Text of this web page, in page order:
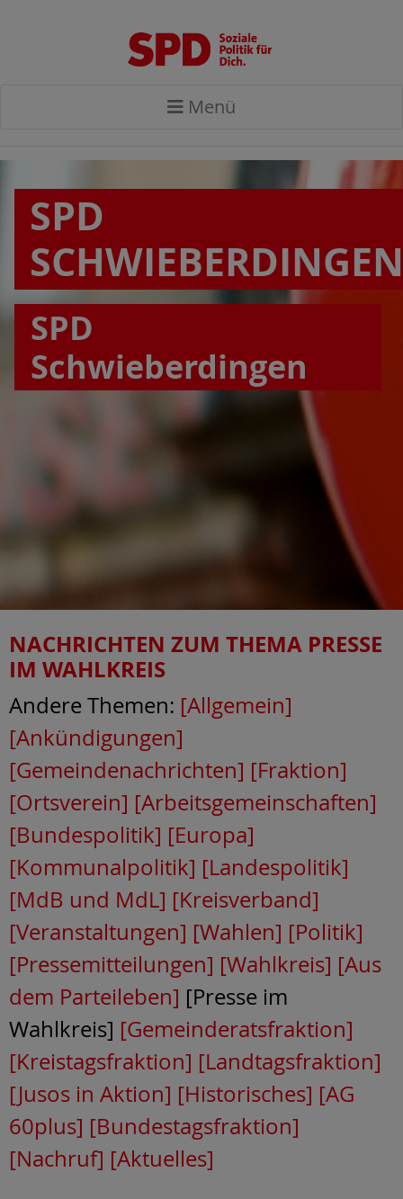
Menü
SPD
SPD
Schwieberdingen
NACHRICHTEN ZUM THEMA PRESSE
IM WAHLKREIS
Andere Themen: [Allgemein]
[Ankündigungen]
[Gemeindenachrichten] [Fraktion]
[Ortsverein] [Arbeitsgemeinschaften]
[Bundespolitik] [Europa]
[Kommunalpolitik] [Landespolitik]
[MdB und MdL] [Kreisverband]
[Veranstaltungen] [Wahlen] [Politik]
[Pressemitteilungen] [Wahlkreis] [Aus
dem Parteileben] [Presse im
Wahlkreis] [Gemeinderatsfraktion]
[Kreistagsfraktion] [Landtagsfraktion]
[Jusos in Aktion] [Historisches] [AG
60plus] [Bundestagsfraktion]
[Nachruf] [Aktuelles]